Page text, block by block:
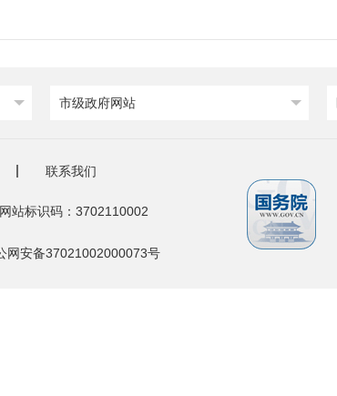
市级政府网站
联系我们
站标识码：3702110002
网安备37021002000073号